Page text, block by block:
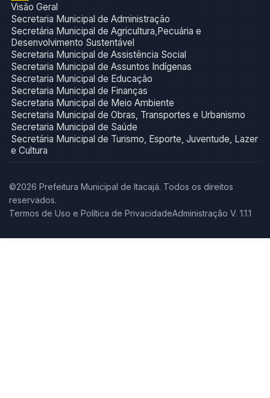
Visão Geral
Secretaria Municipal de Administração
Secretária Municipal de Agricultura,Pecuária e
Desenvolvimento Sustentável
Secretaria Municipal de Assistência Social
Secretaria Municipal de Assuntos Indígenas
Secretaria Municipal de Educação
Secretaria Municipal de Finanças
Secretaria Municipal de Meio Ambiente
Secretaria Municipal de Obras, Transportes e Urbanismo
Secretaria Municipal de Saúde
Secretária Municipal de Turismo, Esporte, Juventude, Lazer
e Cultura
©2026 Prefeitura Municipal de Itacajá. Todos os direitos
reservados.
Termos de Uso e Política de PrivacidadeAdministração V. 1.1.1